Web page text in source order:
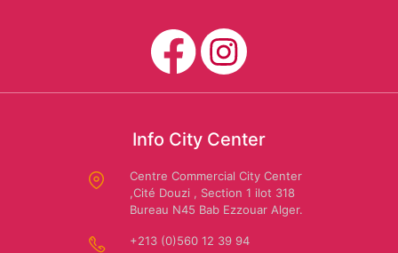
Autochrono
Info City Center
Centre Commercial City Center
,Cité Douzi , Section 1 ilot 318
Bureau N45 Bab Ezzouar Alger.
+213 (0)560 12 39 94